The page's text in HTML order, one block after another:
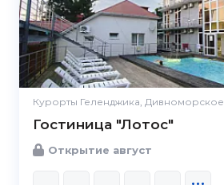
Курорты Геленджика, Дивноморское
Гостиница "Лотос"
Открытие август